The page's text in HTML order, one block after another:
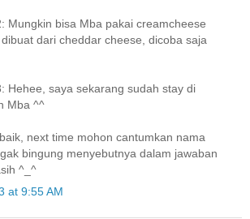
Mungkin bisa Mba pakai creamcheese
dari cheddar cheese, dicoba saja
Hehee, saya sekarang sudah stay di
Mba ^^
next time mohon cantumkan nama
bingung menyebutnya dalam jawaban
^_^
at 9:55 AM